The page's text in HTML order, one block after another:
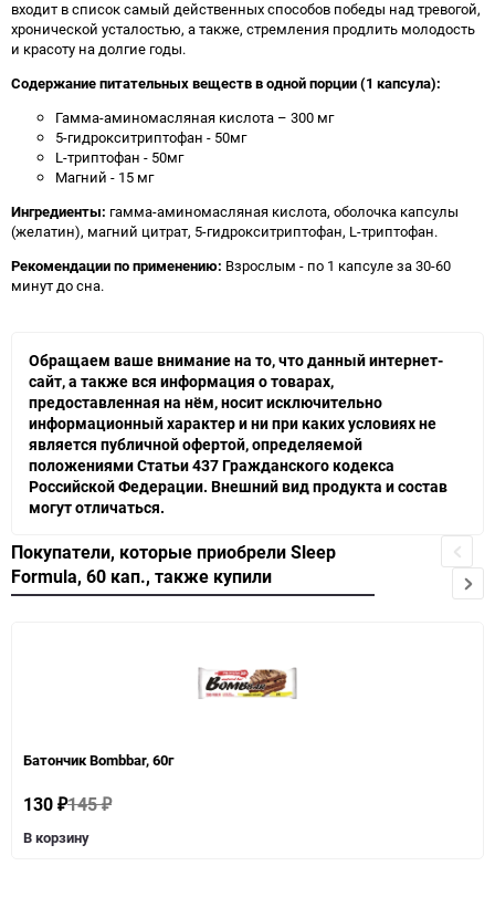
входит в список самый действенных способов победы над тревогой,
хронической усталостью, а также, стремления продлить молодость
и красоту на долгие годы.
Содержание питательных веществ в одной порции (1 капсула):
Гамма-аминомасляная кислота – 300 мг
5-гидрокситриптофан - 50мг
L-триптофан - 50мг
Магний - 15 мг
Ингредиенты: гамма-аминомасляная кислота, оболочка капсулы
(желатин), магний цитрат, 5-гидрокситриптофан, L-триптофан.
Рекомендации по применению: Взрослым - по 1 капсуле за 30-60
минут до сна.
Обращаем ваше внимание на то, что данный интернет-
сайт, а также вся информация о товарах,
предоставленная на нём, носит исключительно
информационный характер и ни при каких условиях не
является публичной офертой, определяемой
положениями Статьи 437 Гражданского кодекса
Российской Федерации. Внешний вид продукта и состав
могут отличаться.
Покупатели, которые приобрели Sleep
Formula, 60 кап., также купили
Батончик Bombbar, 60г
130 ₽145₽
В корзину